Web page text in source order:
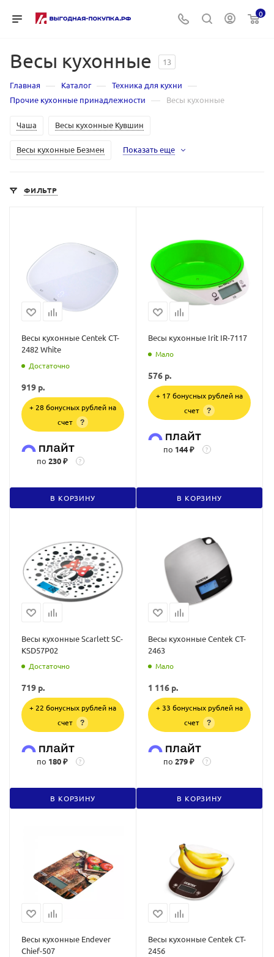
0
Весы кухонные 13
Главная — Каталог — Техника для кухни —
Прочие кухонные принадлежности — Весы кухонные
Чаша Весы кухонные Кувшин
Весы кухонные Безмен Показать еще
ФИЛЬТР
Весы кухонные Centek CT-
2482 White
Достаточно
919 р.
+ 28 бонусных рублей на
счет
?
по 230 ₽ ?
В КОРЗИНУ
Весы кухонные Irit IR-7117
Мало
576 р.
+ 17 бонусных рублей на
счет
?
по 144 ₽ ?
В КОРЗИНУ
Весы кухонные Scarlett SC-
KSD57P02
Достаточно
719 р.
+ 22 бонусных рублей на
счет
?
по 180 ₽ ?
В КОРЗИНУ
Весы кухонные Centek CT-
2463
Мало
1 116 р.
+ 33 бонусных рублей на
счет
?
по 279 ₽ ?
В КОРЗИНУ
Весы кухонные Endever
Chief-507
Весы кухонные Centek CT-
2456